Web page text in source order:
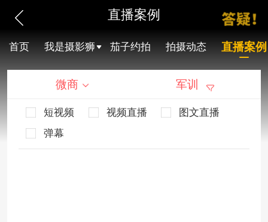
直播案例
首页 我是摄影狮 茄子约拍 拍摄动态 直播案例
微商 军训
短视频 视频直播
图文直播
弹幕